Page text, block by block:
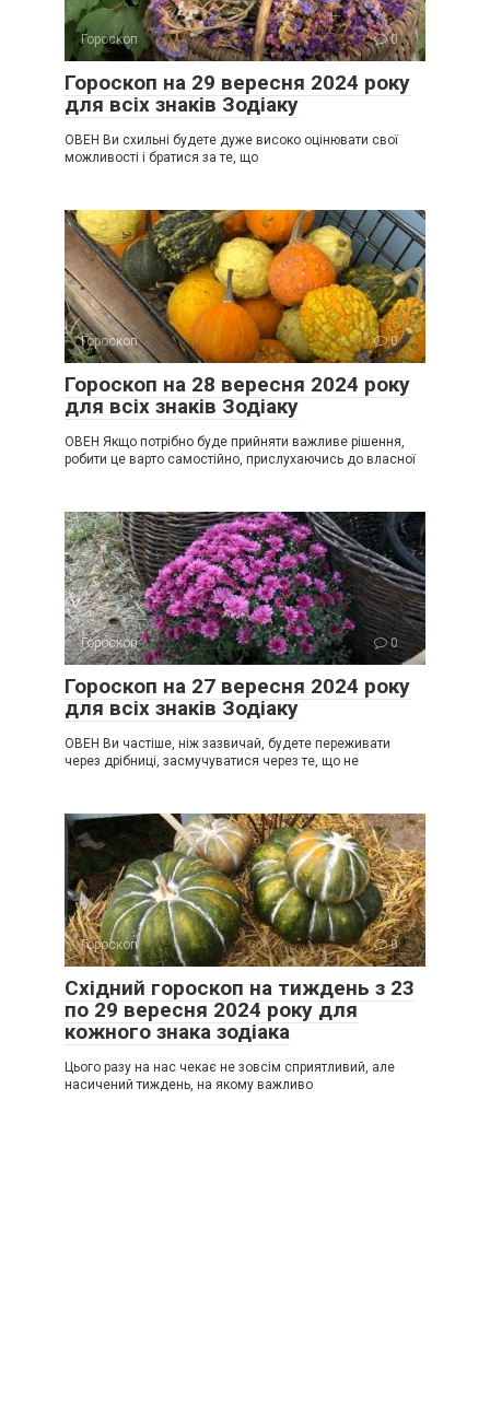
Гороскоп 0
Гороскоп на 29 вересня 2024 року
для всіх знаків Зодіаку
ОВЕН Ви схильні будете дуже високо оцінювати свої
можливості і братися за те, що
Гороскоп 0
Гороскоп на 28 вересня 2024 року
для всіх знаків Зодіаку
ОВЕН Якщо потрібно буде прийняти важливе рішення,
робити це варто самостійно, прислухаючись до власної
Гороскоп 0
Гороскоп на 27 вересня 2024 року
для всіх знаків Зодіаку
ОВЕН Ви частіше, ніж зазвичай, будете переживати
через дрібниці, засмучуватися через те, що не
Гороскоп 0
Східний гороскоп на тиждень з 23
по 29 вересня 2024 року для
кожного знака зодіака
Цього разу на нас чекає не зовсім сприятливий, але
насичений тиждень, на якому важливо